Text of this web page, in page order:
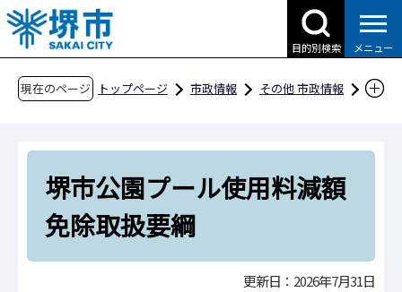
こ
の
ペ
目的別検索 メニュー
現在のページ トップページ 市政情報
その他 市政情報
建設
堺市公園プール使用料減額免除取扱要綱
堺市公園プール使用料減額
免除取扱要綱
更新日：2026年7月31日